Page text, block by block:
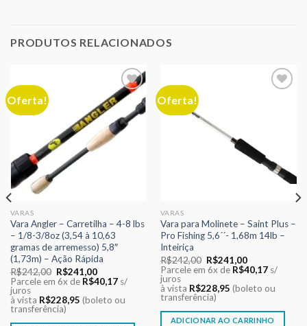
PRODUTOS RELACIONADOS
Oferta!
Adicionar
aos meus
desejos
VARAS
Vara Angler – Carretilha – 4-8 lbs
– 1/8-3/8oz (3,54 à 10,63
gramas de arremesso) 5,8″
(1,73m) – Ação Rápida
R$242,00 O
preço
era:
R$242,00.
R$241,00O
preço
atual
é:
R$241,00.
Parcele em 6x de R$40,17 s/
juros
à vista R$228,95 (boleto ou
transferência)
Oferta!
VARAS
Vara para Molinete – Saint Plus –
Pro Fishing 5,6´´- 1,68m 14lb –
Inteiriça
R$242,00 O
preço
era:
R$242,00.
R$241,00O
preço
atual
é:
R$241,00.
Parcele em 6x de R$40,17 s/
juros
à vista R$228,95 (boleto ou
transferência)
ADICIONAR AO CARRINHO